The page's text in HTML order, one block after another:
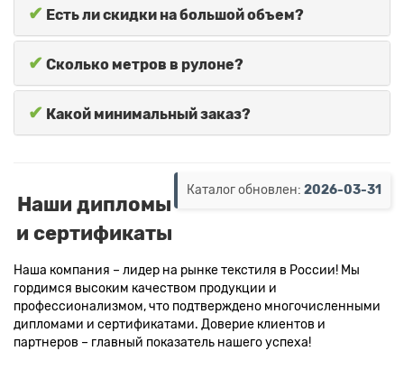
✔ Есть ли скидки на большой объем?
✔ Сколько метров в рулоне?
✔ Какой минимальный заказ?
Каталог обновлен: 2026-03-31
Наши дипломы
и сертификаты
Наша компания – лидер на рынке текстиля в России! Мы
гордимся высоким качеством продукции и
профессионализмом, что подтверждено многочисленными
дипломами и сертификатами. Доверие клиентов и
партнеров – главный показатель нашего успеха!